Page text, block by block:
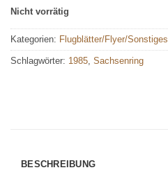
Nicht vorrätig
Kategorien: Flugblätter/Flyer/Sonstiges
Schlagwörter: 1985, Sachsenring
BESCHREIBUNG